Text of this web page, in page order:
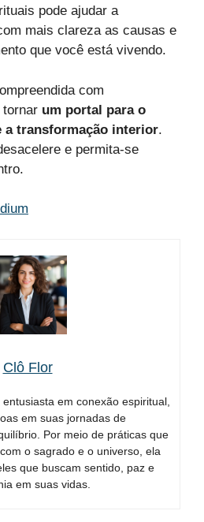
pode ajudar a
mais clareza as causas e
que você está vivendo.
com
um portal para o
a transformação interior.
e permita-se
Clô Flor
em conexão espiritual,
em suas jornadas de
Por meio de práticas que
o sagrado e o universo, ela
que buscam sentido, paz e
em suas vidas.